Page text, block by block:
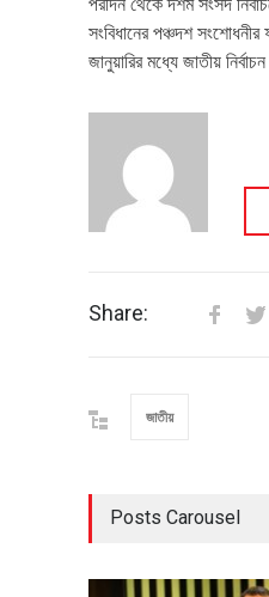
পরদিন থেকে দশম সংসদ
সংবিধানের পঞ্চদশ
জানুয়ারির মধ্যে জাতীয়
Share:
জাতীয়
Posts Carousel